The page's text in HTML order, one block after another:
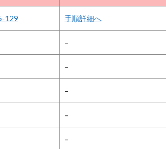
129 手順詳細へ
–
–
–
–
–